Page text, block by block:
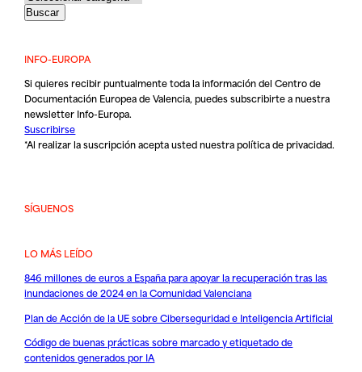
INFO-EUROPA
Si quieres recibir puntualmente toda la información del Centro de
Documentación Europea de Valencia, puedes subscribirte a nuestra
newsletter Info-Europa.
Suscribirse
*Al realizar la suscripción acepta usted nuestrapolítica de privacidad.
SÍGUENOS
LO MÁS LEÍDO
846 millones de euros a España para apoyar la recuperación tras las
inundaciones de 2024 en la Comunidad Valenciana
Plan de Acción de la UE sobre Ciberseguridad e Inteligencia Artificial
Código de buenas prácticas sobre marcado y etiquetado de
contenidos generados por IA